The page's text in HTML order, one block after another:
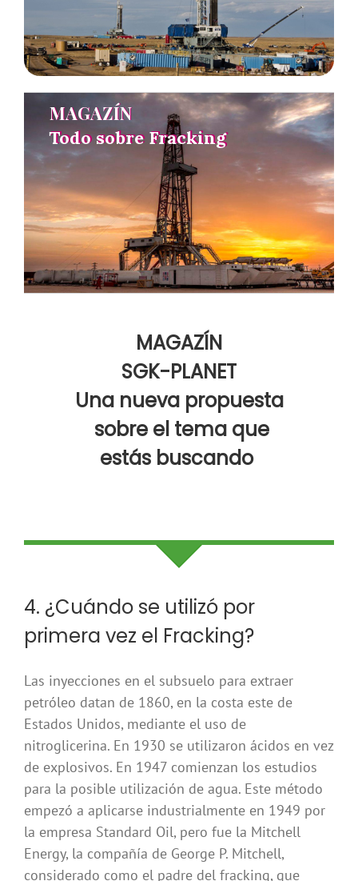
MAGAZÍN
Todo sobre Fracking
MAGAZÍN
Todo sobre Fracking
MAGAZÍN
SGK-PLANET
Una nueva propuesta
sobre el tema que
estás buscando
4. ¿Cuándo se utilizó por
primera vez el Fracking?
Las inyecciones en el subsuelo para extraer
petróleo datan de 1860, en la costa este de
Estados Unidos, mediante el uso de
nitroglicerina. En 1930 se utilizaron ácidos en vez
de explosivos. En 1947 comienzan los estudios
para la posible utilización de agua. Este método
empezó a aplicarse industrialmente en 1949 por
la empresa Standard Oil, pero fue la Mitchell
Energy, la compañía de George P. Mitchell,
considerado como el padre del fracking, que